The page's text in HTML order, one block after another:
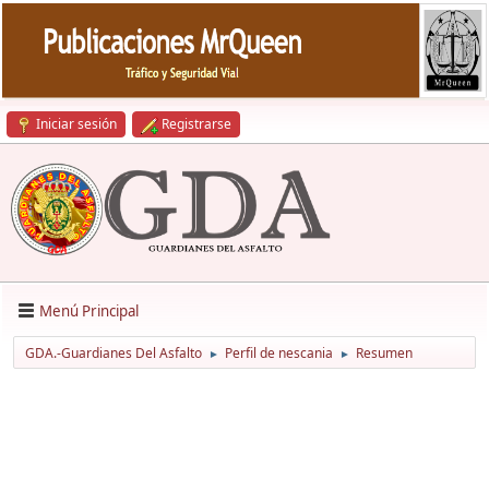
Iniciar sesión Registrarse
Menú Principal
GDA.-Guardianes Del Asfalto ► Perfil de nescania ► Resumen